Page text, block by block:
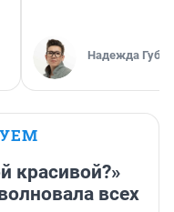
Надежда
красивой?»
всех